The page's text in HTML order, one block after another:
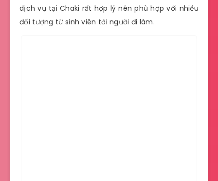
dịch vụ tại Chaki rất hợp lý nên phù hợp với nhiều
đối tượng từ sinh viên tới người đi làm.